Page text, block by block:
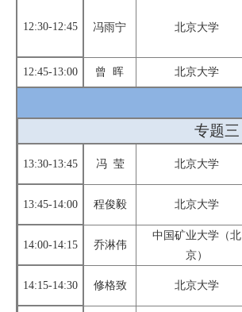
1 2:30-12:45 冯雨宁 北京大学
1 2:45-13:00 曾 晖 北京大学
专题三
13:30-13:45 冯 莹 北京大学
13:45-14:00 程俊毅 北京大学
14:00-14:15 乔淋伟
中国矿业大学（北
京）
14:15-14:30 修格致 北京大学